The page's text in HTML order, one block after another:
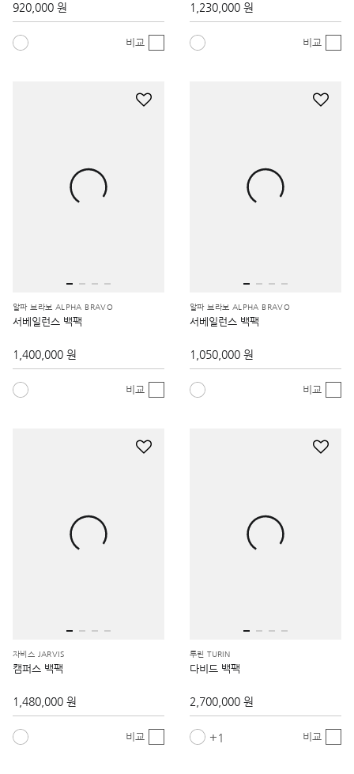
920,000 원
비교
1,230,000 원
비교
알파 브라보 ALPHA BRAVO
서베일런스 백팩
1,400,000 원
비교
알파 브라보 ALPHA BRAVO
서베일런스 백팩
1,050,000 원
비교
자비스 JARVIS
캠퍼스 백팩
1,480,000 원
비교
투린 TURIN
다비드 백팩
2,700,000 원
1 비교